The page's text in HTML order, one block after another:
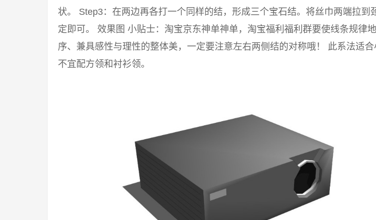
状。 Step3：在两边再各打一个同样的结，形成三个宝石结。将丝巾两端拉到
定即可。 效果图 小贴士：淘宝京东神单神单，淘宝福利福利群要使线条规律
序、兼具感性与理性的整体美，一定要注意左右两侧结的对称哦！ 此系法适合
不宜配方领和衬衫领。